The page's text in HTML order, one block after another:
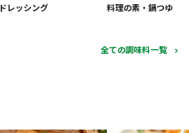
ドレッシング 料理の素・鍋つゆ
全ての調味料一覧